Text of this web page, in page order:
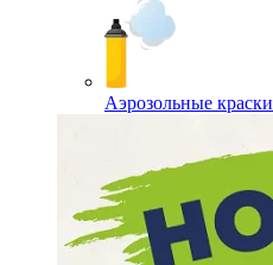
Аэрозольные краски